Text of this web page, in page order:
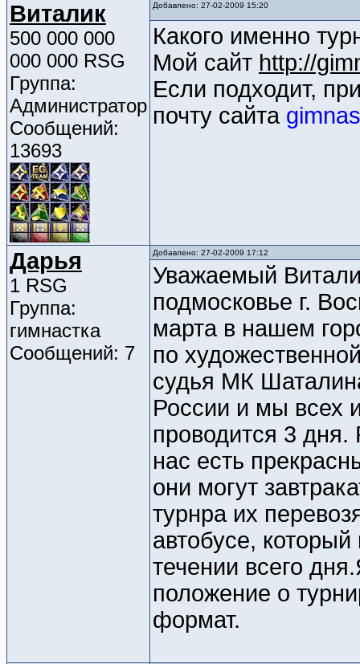
Виталик
500 000 000
000 000 RSG
Группа:
Администратор
Сообщений:
13693
Добавлено: 27-02-2009 15:20
Какого именно
Мой сайт http://
Если подходит,
почту сайта
Дарья
1 RSG
Группа:
гимнастка
Сообщений: 7
Добавлено: 27-02-2009 17:12
Уважаемый
подмосковье г.
марта в нашем
по
судья МК
России и мы всех
проводится 3
нас есть
они могут
турнра их
автобусе,
течении всего
положение о
формат.